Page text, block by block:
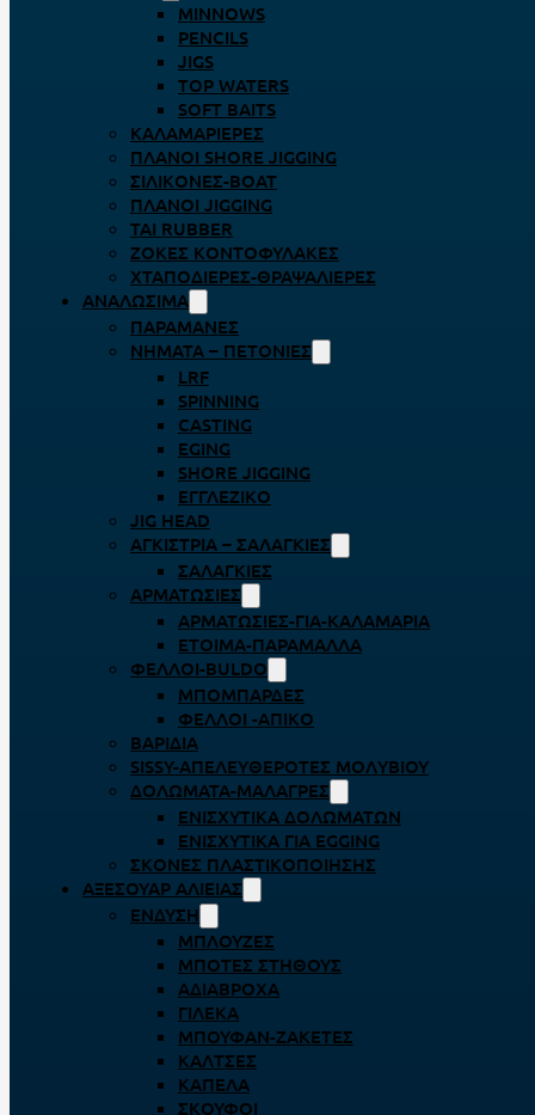
MINNOWS
PENCILS
JIGS
TOP WATERS
SOFT BAITS
ΚΑΛΑΜΑΡΙΈΡΕΣ
ΠΛΆΝΟΙ SHORE JIGGING
ΣΙΛΙΚΌΝΕΣ-BOAT
ΠΛΆΝΟΙ JIGGING
TAI RUBBER
ΖΌΚΕΣ ΚΟΝΤΟΦΎΛΑΚΕΣ
ΧΤΑΠΟΔΙΈΡΕΣ-ΘΡΑΨΑΛΙΈΡΕΣ
ΑΝΑΛΏΣΙΜΑ
ΠΑΡΑΜΆΝΕΣ
ΝΉΜΑΤΑ – ΠΕΤΟΝΙΈΣ
LRF
SPINNING
CASTING
EGING
SHORE JIGGING
ΕΓΓΛΈΖΙΚΟ
JIG HEAD
ΑΓΚΊΣΤΡΙΑ – ΣΑΛΑΓΚΙΈΣ
ΣΑΛΑΓΚΙΈΣ
ΑΡΜΑΤΩΣΙΈΣ
ΑΡΜΑΤΩΣΙΈΣ-ΓΙΑ-ΚΑΛΑΜΆΡΙΑ
ΈΤΟΙΜΑ-ΠΑΡΆΜΑΛΛΑ
ΦΕΛΛΟΊ-BULDO
ΜΠΟΜΠΆΡΔΕΣ
ΦΕΛΛΟΊ -ΑΠΊΚΟ
ΒΑΡΊΔΙΑ
SISSY-ΑΠΕΛΕΥΘΕΡΟΤΈΣ ΜΟΛΥΒΙΟΎ
ΔΟΛΏΜΑΤΑ-ΜΑΛΆΓΡΕΣ
ΕΝΙΣΧΥΤΙΚΆ ΔΟΛΩΜΆΤΩΝ
ΕΝΙΣΧΥΤΙΚΆ ΓΙΑ EGGING
ΣΚΌΝΕΣ ΠΛΑΣΤΙΚΟΠΟΊΗΣΗΣ
ΑΞΕΣΟΥΆΡ ΑΛΙΕΊΑΣ
ΈΝΔΥΣΗ
ΜΠΛΟΎΖΕΣ
ΜΠΌΤΕΣ ΣΤΉΘΟΥΣ
ΑΔΙΆΒΡΟΧΑ
ΓΙΛΈΚΑ
ΜΠΟΥΦΆΝ-ΖΑΚΈΤΕΣ
ΚΆΛΤΣΕΣ
ΚΑΠΈΛΑ
ΣΚΟΎΦΟΙ